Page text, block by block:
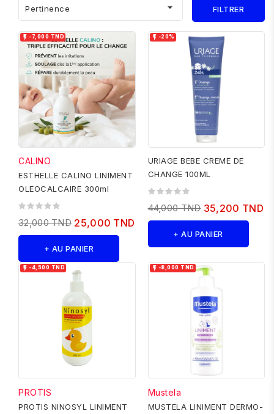
Pertinence  FILTRER
 -7,000 TND
CALINO
ESTHELLE CALINO LINIMENT
OLEOCALCAIRE 300ml
32,000 TND 25,000 TND
+ AU PANIER
 -20%
URIAGE BEBE CREME DE
CHANGE 100ML
44,000 TND 35,200 TND
+ AU PANIER
 -4,500 TND
PROTIS
PROTIS NINOSYL LINIMENT
 -8,000 TND
Mustela
MUSTELA LINIMENT DERMO-